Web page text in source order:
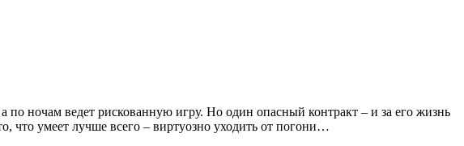
ночам ведет рискованную игру. Но один опасный контракт – и за его жизнь
что умеет лучше всего – виртуозно уходить от погони…